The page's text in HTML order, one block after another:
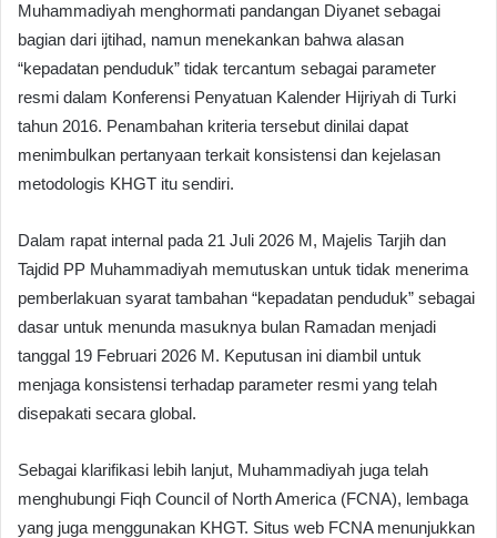
Muhammadiyah menghormati pandangan Diyanet sebagai
bagian dari ijtihad, namun menekankan bahwa alasan
“kepadatan penduduk” tidak tercantum sebagai parameter
resmi dalam Konferensi Penyatuan Kalender Hijriyah di Turki
tahun 2016. Penambahan kriteria tersebut dinilai dapat
menimbulkan pertanyaan terkait konsistensi dan kejelasan
metodologis KHGT itu sendiri.
Dalam rapat internal pada 21 Juli 2026 M, Majelis Tarjih dan
Tajdid PP Muhammadiyah memutuskan untuk tidak menerima
pemberlakuan syarat tambahan “kepadatan penduduk” sebagai
dasar untuk menunda masuknya bulan Ramadan menjadi
tanggal 19 Februari 2026 M. Keputusan ini diambil untuk
menjaga konsistensi terhadap parameter resmi yang telah
disepakati secara global.
Sebagai klarifikasi lebih lanjut, Muhammadiyah juga telah
menghubungi Fiqh Council of North America (FCNA), lembaga
yang juga menggunakan KHGT. Situs web FCNA menunjukkan